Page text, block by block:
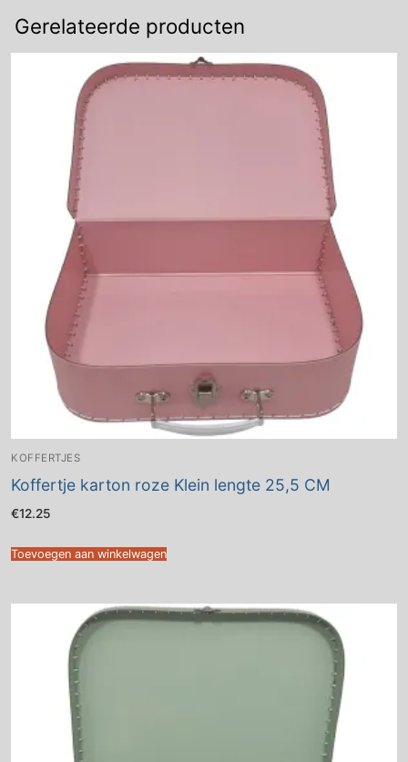
Gerelateerde producten
KOFFERTJES
Koffertje karton roze Klein lengte 25,5 CM
€12.25
Toevoegen aan winkelwagen